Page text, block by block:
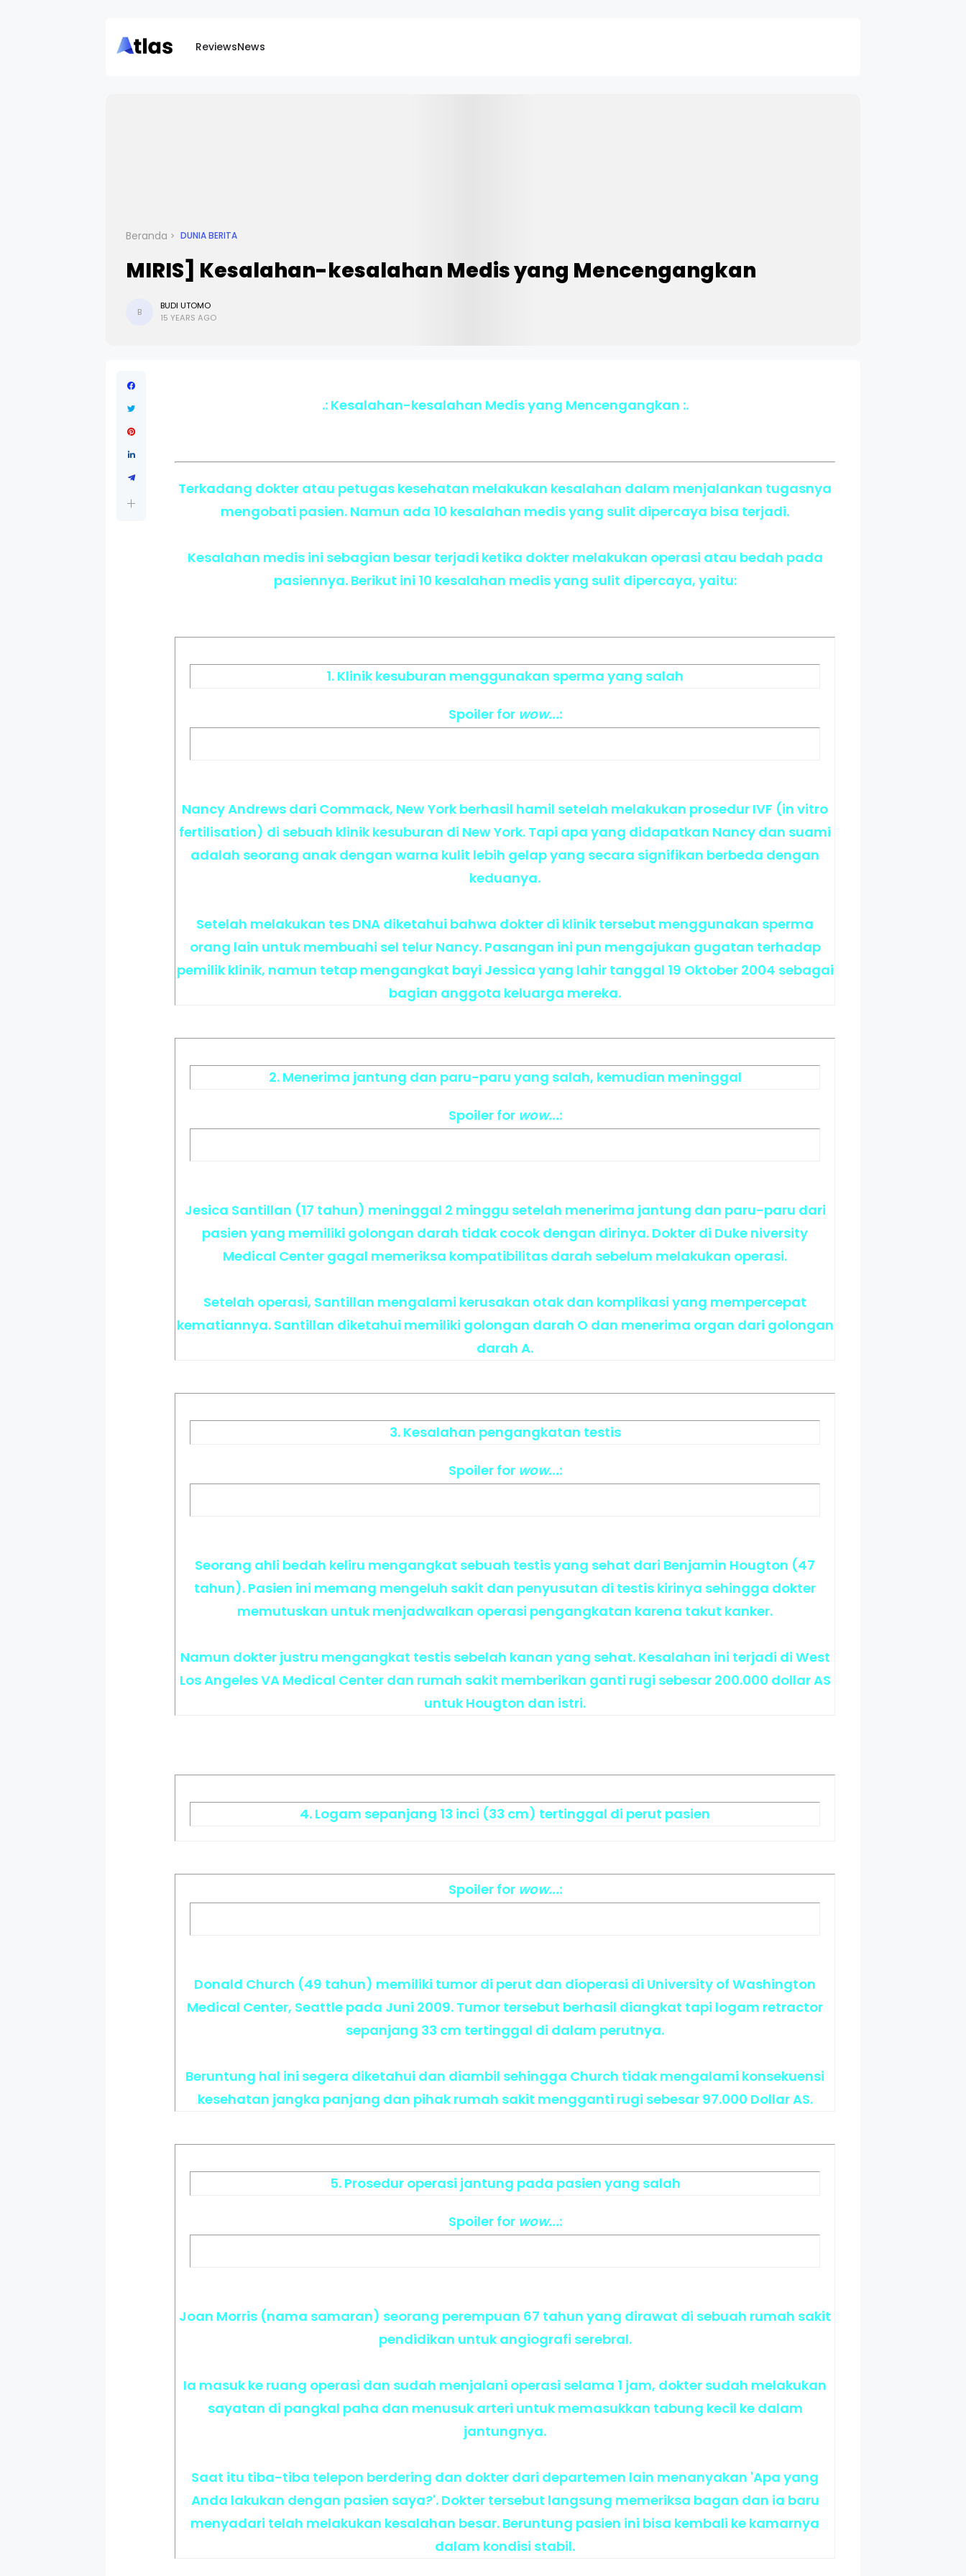
ReviewsNews
Beranda DUNIA BERITA
MIRIS] Kesalahan-kesalahan Medis yang Mencengangkan
B
BUDI UTOMO
15 YEARS AGO
.: Kesalahan-kesalahan Medis yang Mencengangkan :.
Terkadang dokter atau petugas kesehatan melakukan kesalahan dalam menjalankan tugasnya
mengobati pasien. Namun ada 10 kesalahan medis yang sulit dipercaya bisa terjadi.
Kesalahan medis ini sebagian besar terjadi ketika dokter melakukan operasi atau bedah pada
pasiennya. Berikut ini 10 kesalahan medis yang sulit dipercaya, yaitu:
1. Klinik kesuburan menggunakan sperma yang salah
Spoilerfor wow...:
Nancy Andrews dari Commack, New York berhasil hamil setelah melakukan prosedur IVF (in vitro
fertilisation) di sebuah klinik kesuburan di New York. Tapi apa yang didapatkan Nancy dan suami
adalah seorang anak dengan warna kulit lebih gelap yang secara signifikan berbeda dengan
keduanya.
Setelah melakukan tes DNA diketahui bahwa dokter di klinik tersebut menggunakan sperma
orang lain untuk membuahi sel telur Nancy. Pasangan ini pun mengajukan gugatan terhadap
pemilik klinik, namun tetap mengangkat bayi Jessica yang lahir tanggal 19 Oktober 2004 sebagai
bagian anggota keluarga mereka.
2. Menerima jantung dan paru-paru yang salah, kemudian meninggal
Spoilerfor wow...:
Jesica Santillan (17 tahun) meninggal 2 minggu setelah menerima jantung dan paru-paru dari
pasien yang memiliki golongan darah tidak cocok dengan dirinya. Dokter di Duke niversity
Medical Center gagal memeriksa kompatibilitas darah sebelum melakukan operasi.
Setelah operasi, Santillan mengalami kerusakan otak dan komplikasi yang mempercepat
kematiannya. Santillan diketahui memiliki golongan darah O dan menerima organ dari golongan
darah A.
3. Kesalahan pengangkatan testis
Spoilerfor wow...:
Seorang ahli bedah keliru mengangkat sebuah testis yang sehat dari Benjamin Hougton (47
tahun). Pasien ini memang mengeluh sakit dan penyusutan di testis kirinya sehingga dokter
memutuskan untuk menjadwalkan operasi pengangkatan karena takut kanker.
Namun dokter justru mengangkat testis sebelah kanan yang sehat. Kesalahan ini terjadi di West
Los Angeles VA Medical Center dan rumah sakit memberikan ganti rugi sebesar 200.000 dollar AS
untuk Hougton dan istri.
4. Logam sepanjang 13 inci (33 cm) tertinggal di perut pasien
Spoilerfor wow...:
Donald Church (49 tahun) memiliki tumor di perut dan dioperasi di University of Washington
Medical Center, Seattle pada Juni 2009. Tumor tersebut berhasil diangkat tapi logam retractor
sepanjang 33 cm tertinggal di dalam perutnya.
Beruntung hal ini segera diketahui dan diambil sehingga Church tidak mengalami konsekuensi
kesehatan jangka panjang dan pihak rumah sakit mengganti rugi sebesar 97.000 Dollar AS.
5. Prosedur operasi jantung pada pasien yang salah
Spoilerfor wow...:
Joan Morris (nama samaran) seorang perempuan 67 tahun yang dirawat di sebuah rumah sakit
pendidikan untuk angiografi serebral.
Ia masuk ke ruang operasi dan sudah menjalani operasi selama 1 jam, dokter sudah melakukan
sayatan di pangkal paha dan menusuk arteri untuk memasukkan tabung kecil ke dalam
jantungnya.
Saat itu tiba-tiba telepon berdering dan dokter dari departemen lain menanyakan 'Apa yang
Anda lakukan dengan pasien saya?'. Dokter tersebut langsung memeriksa bagan dan ia baru
menyadari telah melakukan kesalahan besar. Beruntung pasien ini bisa kembali ke kamarnya
dalam kondisi stabil.